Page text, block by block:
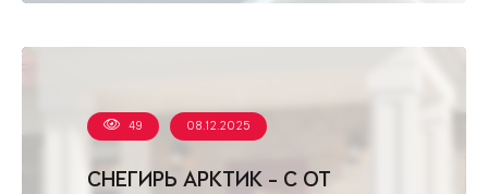
СНЕГИРЬ АРКТИК - С ОТ
49 08.12.2025